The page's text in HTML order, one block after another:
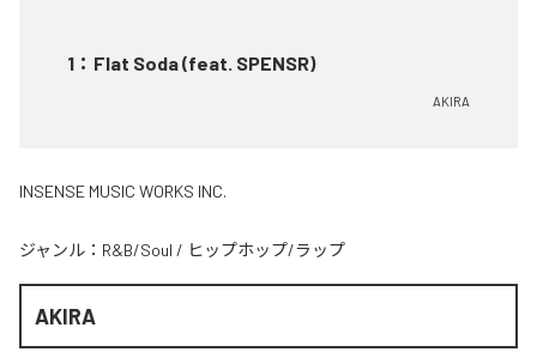
1 ： Flat Soda (feat. SPENSR)
AKIRA
INSENSE MUSIC WORKS INC.
ジャンル： R&B/Soul / ヒップホップ/ラップ
AKIRA